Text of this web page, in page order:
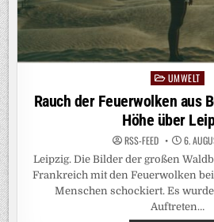
Posted
in
UMWELT
Rauch der Feuerwolken aus
Höhe über
RSS-FEED 6.
Leipzig. Die Bilder der großen
Frankreich mit den Feuerwolken
Menschen schockiert. Es
Auftreten…